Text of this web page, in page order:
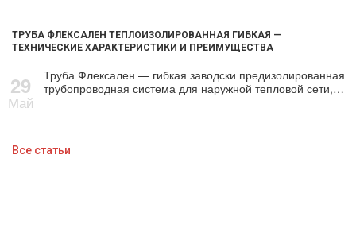
ТРУБА ФЛЕКСАЛЕН ТЕПЛОИЗОЛИРОВАННАЯ ГИБКАЯ —
ТЕХНИЧЕСКИЕ ХАРАКТЕРИСТИКИ И ПРЕИМУЩЕСТВА
29
Май
Труба Флексален — гибкая заводски предизолированная
трубопроводная система для наружной тепловой сети,…
Все статьи